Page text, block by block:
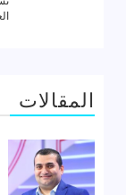
المقالات